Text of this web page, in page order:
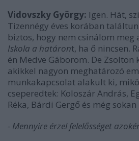
Vidovszky György: Igen. Hát,
Tizennégy éves korában
biztos, hogy nem csinálom meg
Iskola a határont, ha ő nincsen.
én Medve Gáborom. De Zsolton
akikkel nagyon meghatározó
munkakapcsolat alakult ki,
cseperedtek: Koloszár András,
Réka, Bárdi Gergő és még
- Mennyire érzel felelősséget